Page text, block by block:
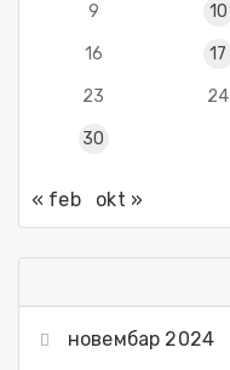
9 10
16 17
23 24
30
« feb okt »
новембар 2024